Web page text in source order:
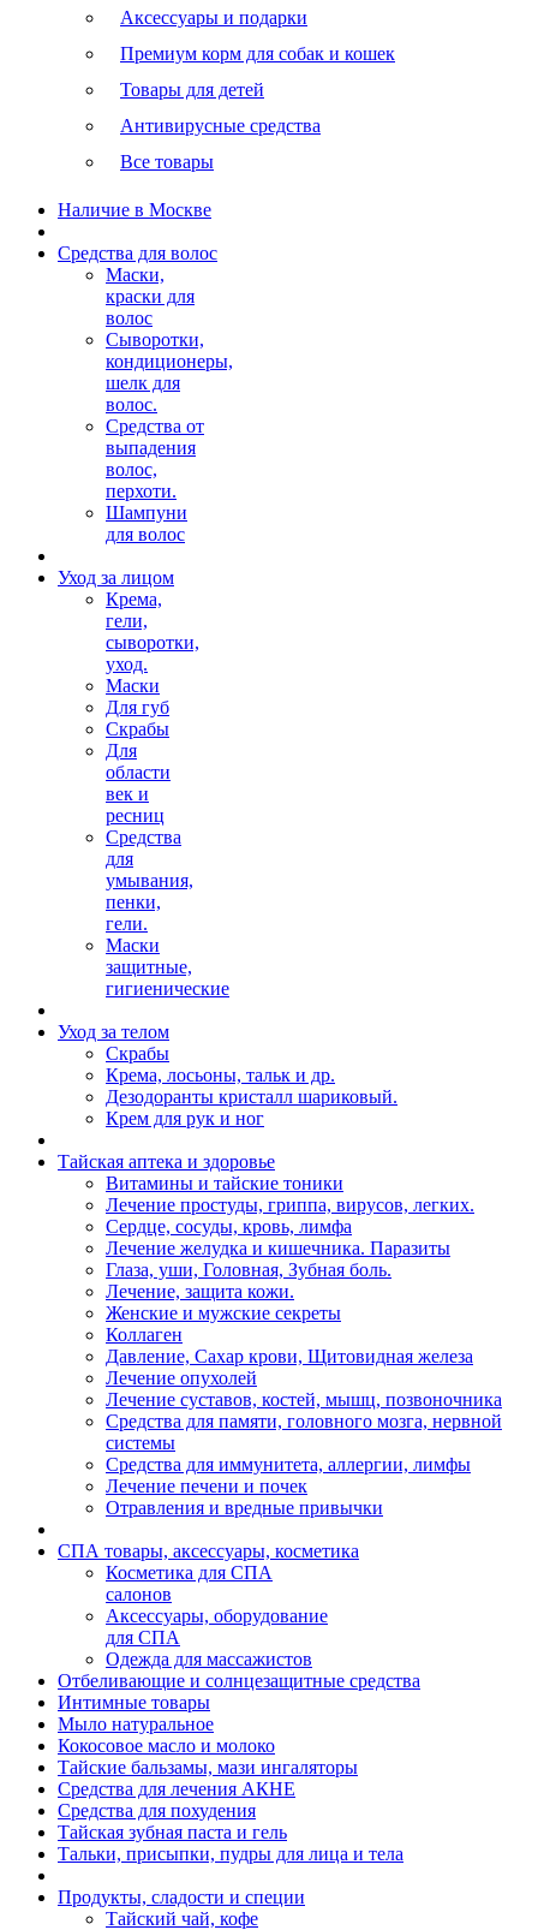
Аксессуары и подарки
Премиум корм для собак и кошек
Товары для детей
Антивирусные средства
Все товары
Наличие в Москве
Средства для волос
Маски,
краски для
волос
Сыворотки,
кондиционеры,
шелк для
волос.
Средства от
выпадения
волос,
перхоти.
Шампуни
для волос
Уход за лицом
Крема,
гели,
сыворотки,
уход.
Маски
Для губ
Скрабы
Для
области
век и
ресниц
Средства
для
умывания,
пенки,
гели.
Маски
защитные,
гигиенические
Уход за телом
Скрабы
Крема, лосьоны, тальк и др.
Дезодоранты кристалл шариковый.
Крем для рук и ног
Тайская аптека и здоровье
Витамины и тайские тоники
Лечение простуды, гриппа, вирусов, легких.
Сердце, сосуды, кровь, лимфа
Лечение желудка и кишечника. Паразиты
Глаза, уши, Головная, Зубная боль.
Лечение, защита кожи.
Женские и мужские секреты
Коллаген
Давление, Сахар крови, Щитовидная железа
Лечение опухолей
Лечение суставов, костей, мышц, позвоночника
Средства для памяти, головного мозга, нервной
системы
Средства для иммунитета, аллергии, лимфы
Лечение печени и почек
Отравления и вредные привычки
СПА товары, аксессуары, косметика
Косметика для СПА
салонов
Аксессуары, оборудование
для СПА
Одежда для массажистов
Отбеливающие и солнцезащитные средства
Интимные товары
Мыло натуральное
Кокосовое масло и молоко
Тайские бальзамы, мази ингаляторы
Средства для лечения АКНЕ
Средства для похудения
Тайская зубная паста и гель
Тальки, присыпки, пудры для лица и тела
Продукты, сладости и специи
Тайский чай, кофе